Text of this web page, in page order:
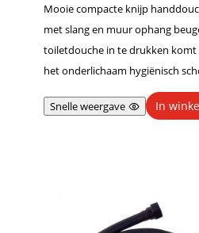
Mooie compacte knijp
met slang en muur ophang
toiletdouche in te drukken
het onderlichaam hygiënisch
Snelle weergave In